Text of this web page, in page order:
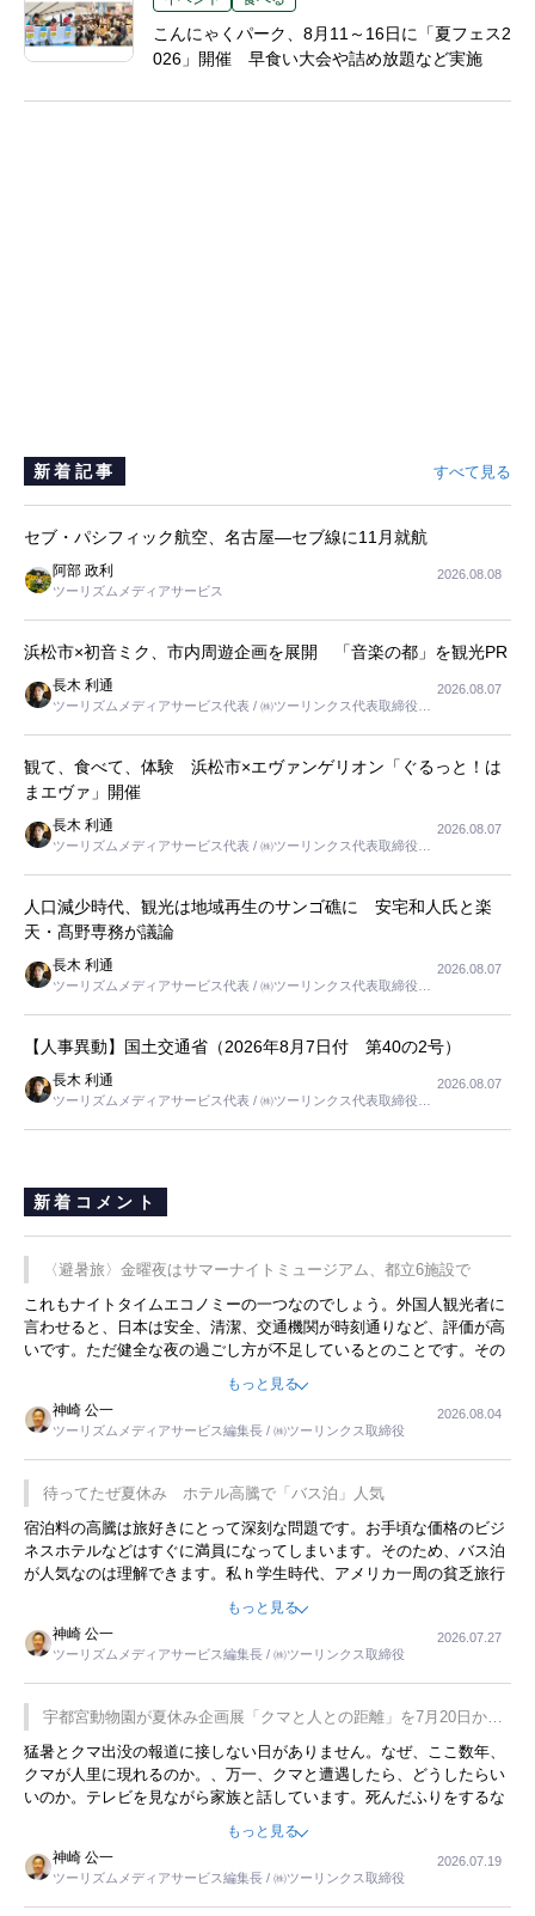
こんにゃくパーク、8月11～16日に「夏フェス2
026」開催 早食い大会や詰め放題など実施
新着記事 すべて見る
セブ・パシフィック航空、名古屋―セブ線に11月就航
阿部 政利
ツーリズムメディアサービス
2026.08.08
浜松市×初音ミク、市内周遊企画を展開 「音楽の都」を観光PR
長木 利通
ツーリズムメディアサービス代表 / ㈱ツーリンクス代表取締役社
2026.08.07
観て、食べて、体験 浜松市×エヴァンゲリオン「ぐるっと！は
まエヴァ」開催
長木 利通
ツーリズムメディアサービス代表 / ㈱ツーリンクス代表取締役社
2026.08.07
人口減少時代、観光は地域再生のサンゴ礁に 安宅和人氏と楽
天・髙野専務が議論
長木 利通
ツーリズムメディアサービス代表 / ㈱ツーリンクス代表取締役社
2026.08.07
【人事異動】国土交通省（2026年8月7日付 第40の2号）
長木 利通
ツーリズムメディアサービス代表 / ㈱ツーリンクス代表取締役社
2026.08.07
新着コメント
〈避暑旅〉金曜夜はサマーナイトミュージアム、都立6施設で
これもナイトタイムエコノミーの一つなのでしょう。外国人観光者に
言わせると、日本は安全、清潔、交通機関が時刻通りなど、評価が高
いです。ただ健全な夜の過ごし方が不足しているとのことです。その
ような意味で、金曜夜にこのようなイベントが行われれば、日本人に
限らず外国人にとっても楽しみが増えるでしょうね。
もっと見る
神崎 公一
ツーリズムメディアサービス編集長 / ㈱ツーリンクス取締役
2026.08.04
待ってたぜ夏休み ホテル高騰で「バス泊」人気
宿泊料の高騰は旅好きにとって深刻な問題です。お手頃な価格のビジ
ネスホテルなどはすぐに満員になってしまいます。そのため、バス泊
が人気なのは理解できます。私ｈ学生時代、アメリカ一周の貧乏旅行
をした時は、移動はグレイハウンドバスでした。夕方から夜の便を利
用してホテル代を浮かせていました。ただし、若いからできたことで
す。若い人が夜行バスで京都に行った、青森に行ったと聞くと、疲れ
が残らないのかなと思ってしまいます。
もっと見る
神崎 公一
ツーリズムメディアサービス編集長 / ㈱ツーリンクス取締役
2026.07.27
宇都宮動物園が夏休み企画展「クマと人との距離」を7月20日から
開催
猛暑とクマ出没の報道に接しない日がありません。なぜ、ここ数年、
クマが人里に現れるのか。、万一、クマと遭遇したら、どうしたらい
いのか。テレビを見ながら家族と話しています。死んだふりをするな
んてことは、冗談でもいえません。そんな中で、この企画展はタイム
もっと見る
神崎 公一
ツーリズムメディアサービス編集長 / ㈱ツーリンクス取締役
2026.07.19